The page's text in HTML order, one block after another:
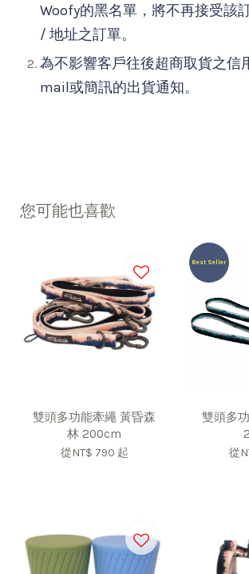
Woofy的黑名單，將不再接受該
/ 地址之訂單。
為不影響客戶往後超商取貨之信
mail或簡訊的出貨通知。
您可能也喜歡
雙頭多功能牽繩 黃昏森
林 200cm
從NT$ 790 起
Best Seller
雙頭多
從